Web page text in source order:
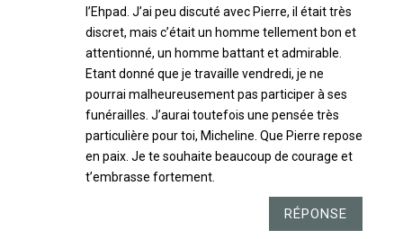
l’Ehpad. J’ai peu discuté avec Pierre, il était très
discret, mais c’était un homme tellement bon et
attentionné, un homme battant et admirable.
Etant donné que je travaille vendredi, je ne
pourrai malheureusement pas participer à ses
funérailles. J’aurai toutefois une pensée très
particulière pour toi, Micheline. Que Pierre repose
en paix. Je te souhaite beaucoup de courage et
t’embrasse fortement.
RÉPONSE